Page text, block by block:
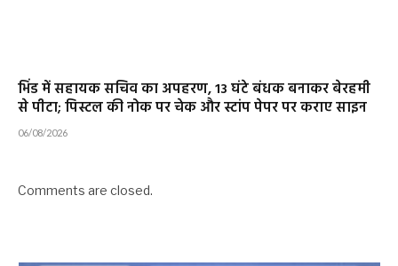
भिंड में सहायक सचिव का अपहरण, 13 घंटे बंधक बनाकर बेरहमी
से पीटा; पिस्टल की नोक पर चेक और स्टांप पेपर पर कराए साइन
06/08/2026
Comments are closed.